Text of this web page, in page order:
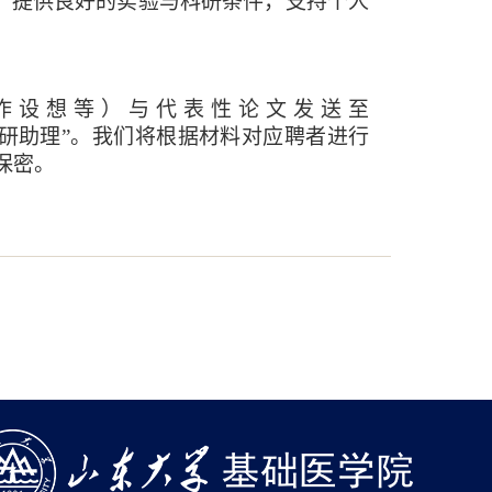
设想等）与代表性论文发送至
助理”。我们将根据材料对应聘者进行
。